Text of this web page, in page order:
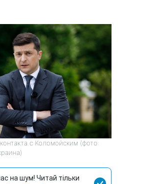
с Коломойским (фото:
на шум! Читай тільки